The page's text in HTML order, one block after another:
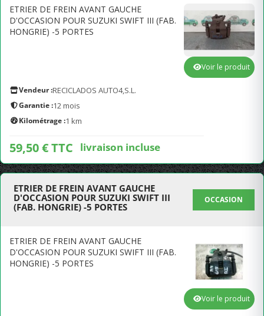
ETRIER DE FREIN AVANT GAUCHE
D'OCCASION POUR SUZUKI SWIFT III (FAB.
HONGRIE) -5 PORTES
Vendeur :RECICLADOS AUTO4,S.L.
Garantie :12 mois
Kilométrage :1 km
59,50 € TTC livraison incluse
Voir le produit
ETRIER DE FREIN AVANT GAUCHE
D'OCCASION POUR SUZUKI SWIFT III
(FAB. HONGRIE) -5 PORTES
OCCASION
ETRIER DE FREIN AVANT GAUCHE
D'OCCASION POUR SUZUKI SWIFT III (FAB.
HONGRIE) -5 PORTES
Voir le produit